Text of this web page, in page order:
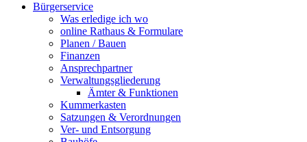
Bürgerservice
Was erledige ich wo
online Rathaus & Formulare
Planen / Bauen
Finanzen
Ansprechpartner
Verwaltungsgliederung
Ämter & Funktionen
Kummerkasten
Satzungen & Verordnungen
Ver- und Entsorgung